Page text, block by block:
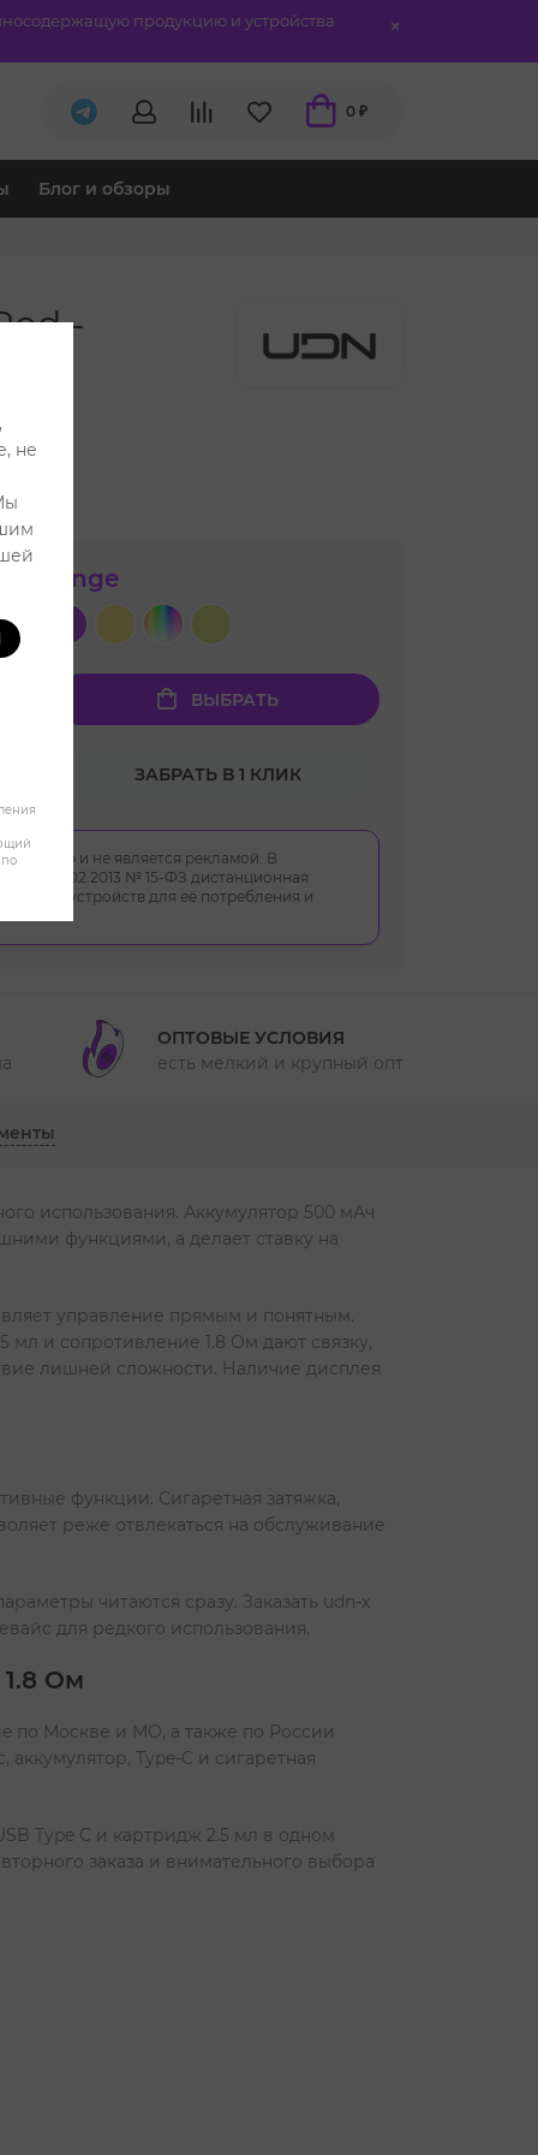
продукцию и устройства
0 ₽
Блог и обзоры
-
Orange
ВЫБРАТЬ
ЗАБРАТЬ В 1 КЛИК
и не является рекламой. В
от 23.02.2013 № 15-ФЗ дистанционная
устройств для её потребления и
ОПТОВЫЕ УСЛОВИЯ
есть мелкий и крупный опт
использования. Аккумулятор 500 мАч
функциями, а делает ставку на
управление прямым и понятным.
и сопротивление 1.8 Ом дают связку,
лишней сложности. Наличие дисплея
функции. Сигаретная затяжка,
реже отвлекаться на обслуживание
читаются сразу. Заказать udn-x
для редкого использования.
Ом
по Москве и МО, а также по России
аккумулятор, Type-C и сигаретная
Type C и картридж 2.5 мл в одном
заказа и внимательного выбора
не